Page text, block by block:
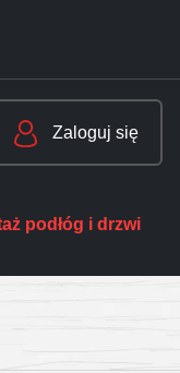
Zaloguj się
podłóg i drzwi